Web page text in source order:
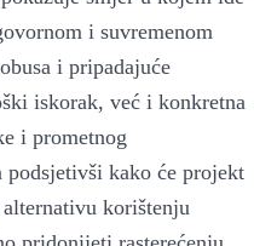
i suvremenom
i pripadajuće
iskorak, već i konkretna
i prometnog
podsjetivši kako će projekt
korištenju